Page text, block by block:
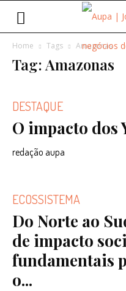
Home Tags Amazonas
Tag: Amazonas
DESTAQUE
O impacto dos
redação aupa
ECOSSISTEMA
Do Norte ao
de impacto
fundamentais
o...